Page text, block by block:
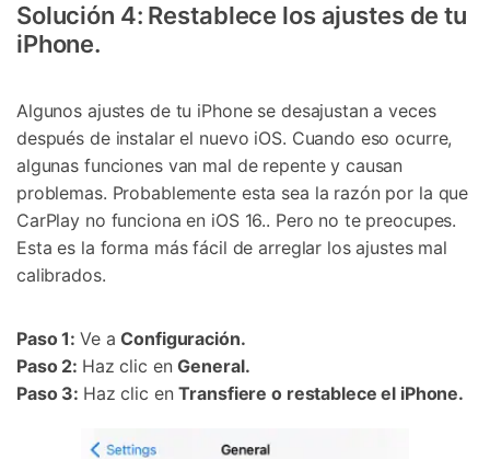
Solución 4: Restablece los ajustes de tu
iPhone.
Algunos ajustes de tu iPhone se desajustan a veces
después de instalar el nuevo iOS. Cuando eso ocurre,
algunas funciones van mal de repente y causan
problemas. Probablemente esta sea la razón por la que
CarPlay no funciona en iOS 16.. Pero no te preocupes.
Esta es la forma más fácil de arreglar los ajustes mal
calibrados.
Paso 1: Ve aConfiguración.
Paso 2: Haz clic enGeneral.
Paso 3: Haz clic enTransfiere o restablece el iPhone.